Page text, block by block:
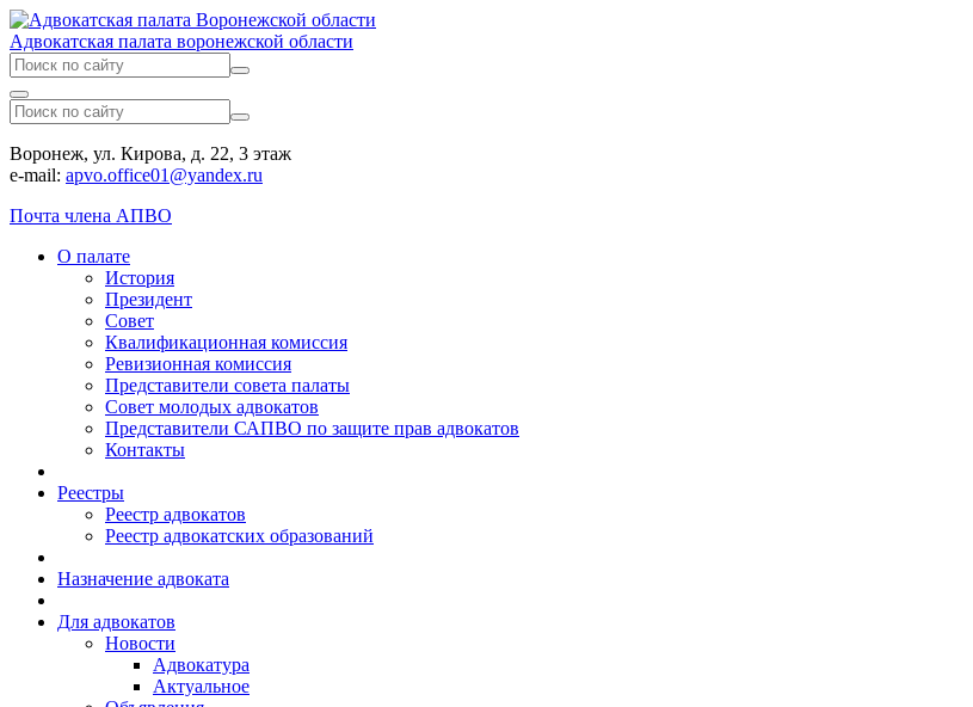
Адвокатская палата воронежской области
Воронеж, ул. Кирова, д. 22, 3 этаж
e-mail: apvo.office01@yandex.ru
Почта члена АПВО
О палате
История
Президент
Совет
Квалификационная комиссия
Ревизионная комиссия
Представители совета палаты
Совет молодых адвокатов
Представители САПВО по защите прав адвокатов
Контакты
Реестры
Реестр адвокатов
Реестр адвокатских образований
Назначение адвоката
Для адвокатов
Новости
Адвокатура
Актуальное